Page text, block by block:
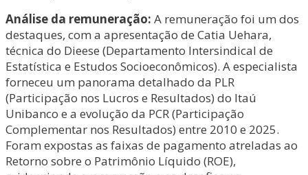
Análise da remuneração: A remuneração foi um dos
destaques, com a apresentação de Catia Uehara,
técnica do Dieese (Departamento Intersindical de
Estatística e Estudos Socioeconômicos). A especialista
forneceu um panorama detalhado da PLR
(Participação nos Lucros e Resultados) do Itaú
Unibanco e a evolução da PCR (Participação
Complementar nos Resultados) entre 2010 e 2025.
Foram expostas as faixas de pagamento atreladas ao
Retorno sobre o Patrimônio Líquido (ROE),